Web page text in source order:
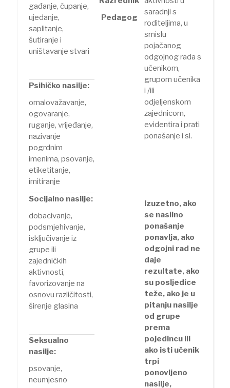
gađanje, čupanje,
ujedanje,
saplitanje,
šutiranje i
uništavanje stvari
Pedagog
saradnji s
roditeljima, u
smislu
pojačanog
odgojnog rada s
učenikom,
grupom učenika
i /ili
odjeljenskom
zajednicom,
evidentira i prati
ponašanje i sl.
Izuzetno, ako
se nasilno
ponašanje
ponavlja, ako
odgojni rad ne
daje
rezultate, ako
su posljedice
teže, ako je u
pitanju nasilje
od grupe
prema
pojedincu ili
ako isti učenik
trpi
ponovljeno
nasilje,
Psihičko nasilje:
omalovažavanje,
ogovaranje,
ruganje, vrijeđanje,
nazivanje
pogrdnim
imenima, psovanje,
etiketitanje,
imitiranje
Socijalno nasilje:
dobacivanje,
podsmjehivanje,
isključivanje iz
grupe ili
zajedničkih
aktivnosti,
favorizovanje na
osnovu različitosti,
širenje glasina
Seksualno
nasilje:
psovanje,
neumjesno